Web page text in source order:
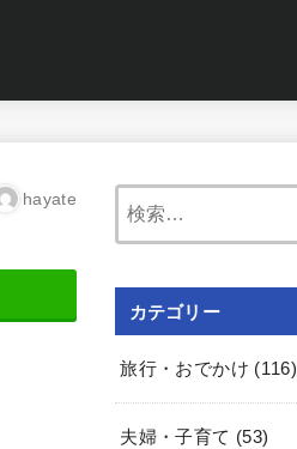
hayate
カテゴリー
旅行・おでかけ (116)
夫婦・子育て (53)